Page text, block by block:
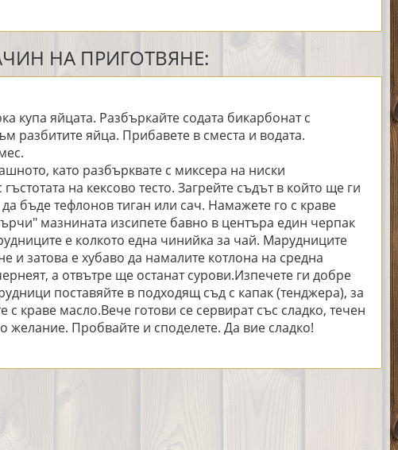
НА ПРИГОТВЯНЕ:
купа яйцата. Разбъркайте содата бикарбонат с
разбитите яйца. Прибавете в сместа и водата.
като разбърквате с миксера на ниски
на кексово тесто. Загрейте съдът в който ще ги
бъде тефлонов тиган или сач. Намажете го с краве
мазнината изсипете бавно в центъра един черпак
е колкото една чинийка за чай. Марудниците
и затова е хубаво да намалите котлона на средна
а отвътре ще останат сурови.Изпечете ги добре
поставяйте в подходящ съд с капак (тенджера), за
с краве масло.Вече готови се сервират със сладко, течен
желание. Пробвайте и споделете. Да вие сладко!